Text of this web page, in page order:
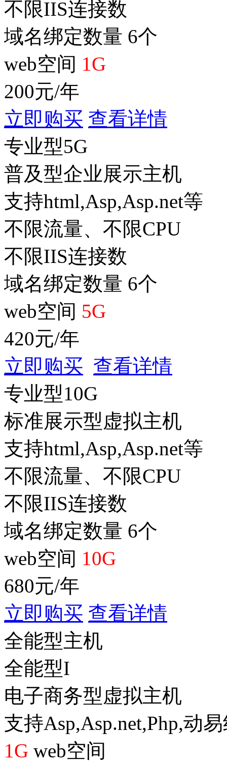
不限IIS连接数
域名绑定数量 6个
web空间 1G
200元/年
立即购买 查看详情
专业型5G
普及型企业展示主机
支持html,Asp,Asp.net等
不限流量、不限CPU
不限IIS连接数
域名绑定数量 6个
web空间 5G
420元/年
立即购买 查看详情
专业型10G
标准展示型虚拟主机
支持html,Asp,Asp.net等
不限流量、不限CPU
不限IIS连接数
域名绑定数量 6个
web空间 10G
680元/年
立即购买 查看详情
全能型主机
全能型I
电子商务型虚拟主机
支持Asp,Asp.net,Php,动
1G web空间